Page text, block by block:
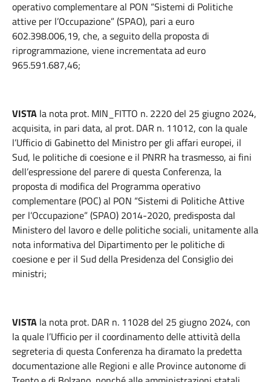
operativo complementare al PON “Sistemi di Politiche
attive per l’Occupazione” (SPAO), pari a euro
602.398.006,19, che, a seguito della proposta di
riprogrammazione, viene incrementata ad euro
965.591.687,46;
VISTA la nota prot. MIN_FITTO n. 2220 del 25 giugno 2024,
acquisita, in pari data, al prot. DAR n. 11012, con la quale
l’Ufficio di Gabinetto del Ministro per gli affari europei, il
Sud, le politiche di coesione e il PNRR ha trasmesso, ai fini
dell’espressione del parere di questa Conferenza, la
proposta di modifica del Programma operativo
complementare (POC) al PON “Sistemi di Politiche Attive
per l’Occupazione” (SPAO) 2014-2020, predisposta dal
Ministero del lavoro e delle politiche sociali, unitamente alla
nota informativa del Dipartimento per le politiche di
coesione e per il Sud della Presidenza del Consiglio dei
ministri;
VISTA la nota prot. DAR n. 11028 del 25 giugno 2024, con
la quale l’Ufficio per il coordinamento delle attività della
segreteria di questa Conferenza ha diramato la predetta
documentazione alle Regioni e alle Province autonome di